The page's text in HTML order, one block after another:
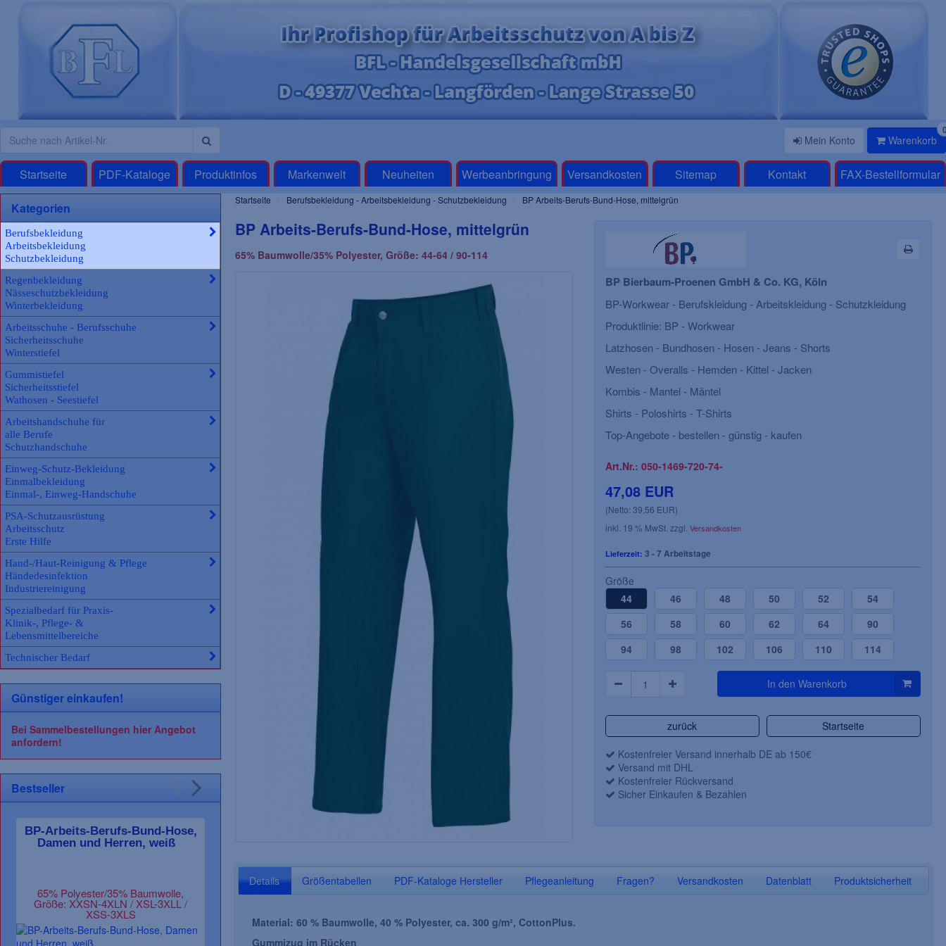
Mein Konto Warenkorb
Startseite PDF-Kataloge Produktinfos Markenwelt Neuheiten Werbeanbringung Versandkosten Sitemap Kontakt FAX-Bestellformular
Startseite Berufsbekleidung - Arbeitsbekleidung - Schutzbekleidung BP Arbeits-Berufs-Bund-Hose, mittelgrün
BP Arbeits-Berufs-Bund-Hose, mittelgrün
65% Baumwolle/35% Polyester, Größe: 44-64 / 90-114
BP Bierbaum-Proenen GmbH & Co. KG, Köln
BP-Workwear - Berufskleidung - Arbeitskleidung - Schutzkleidung
Produktlinie: BP - Workwear
Latzhosen - Bundhosen - Hosen - Jeans - Shorts
Westen - Overalls - Hemden - Kittel - Jacken
Kombis - Mantel - Mäntel
Shirts - Poloshirts - T-Shirts
Top-Angebote - bestellen - günstig - kaufen
Art.Nr.: 050-1469-720-74-
47,08 EUR
(Netto: 39,56 EUR)
inkl. 19 % MwSt. zzgl. Versandkosten
Lieferzeit: 3 - 7 Arbeitstage
Größe
44
46 48 50 52
54
56
58 60 62 64
90
94
98 102 106 110 114
In den Warenkorb
zurück
Startseite
Kostenfreier Versand innerhalb DE ab 150€
Versand mit DHL
Kostenfreier Rückversand
Sicher Einkaufen & Bezahlen
Details Größentabellen PDF-Kataloge Hersteller Pflegeanleitung Fragen? Versandkosten Datenblatt Produktsicherheit
Material: 60 % Baumwolle, 40 % Polyester, ca. 300 g/m², CottonPlus.
Gummizug im Rücken
Kategorien
Berufsbekleidung
Arbeitsbekleidung
Schutzbekleidung
Regenbekleidung
Nässeschutzbekleidung
Winterbekleidung
Arbeitsschuhe - Berufsschuhe
Sicherheitsschuhe
Winterstiefel
Gummistiefel
Sicherheitsstiefel
Wathosen - Seestiefel
Arbeitshandschuhe für
alle Berufe
Schutzhandschuhe
Einweg-Schutz-Bekleidung
Einmalbekleidung
Einmal-, Einweg-Handschuhe
PSA-Schutzausrüstung
Arbeitsschutz
Erste Hilfe
Hand-/Haut-Reinigung & Pflege
Händedesinfektion
Industriereinigung
Spezialbedarf für Praxis-
Klinik-, Pflege- &
Lebensmittelbereiche
Technischer Bedarf
Günstiger einkaufen!
Bei Sammelbestellungen hier Angebot
anfordern!
Bestseller
BP-Arbeits-Berufs-Bund-Hose,
Damen und Herren, weiß
65% Polyester/35% Baumwolle,
Größe: XXSN-4XLN / XSL-3XLL /
XSS-3XLS
65 % Polyester / 35 % Baumwolle,
BIG-TEXXOR-Berufsmantel,
100 % Baumwolle, Größe: XS-3XL
königsblau
50 % Baumwolle/50 % Polyester, 65 % Polyester /